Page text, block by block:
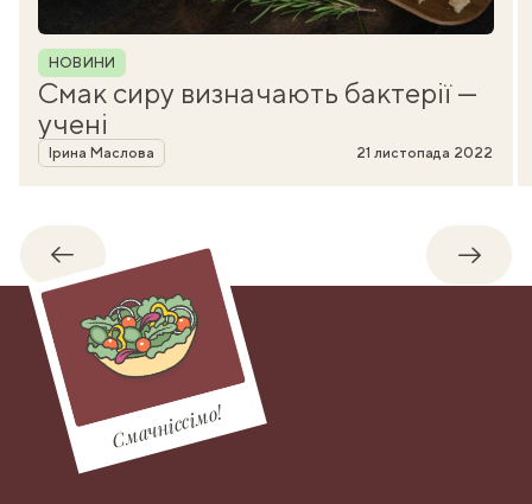
Рубрика
НОВИНИ
Смак сиру визначають бактерії —
учені
Автор
Ірина Маслова 21 листопада 2022
Назад
Смачніссімо!